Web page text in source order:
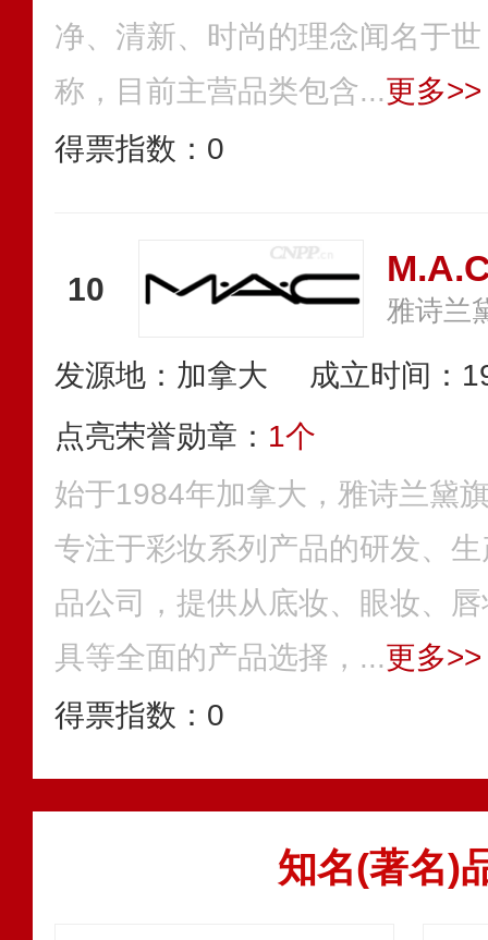
净、清新、时尚的理念闻名于世
称，目前主营品类包含...更多>>
得票指数： 0
10
雅诗兰
发源地：加拿大
成立时间：
点亮荣誉勋章： 1个
始于1984年加拿大，雅诗兰黛
专注于彩妆系列产品的研发、
品公司，提供从底妆、眼妆、
具等全面的产品选择，...更多>>
得票指数： 0
知名(著名)